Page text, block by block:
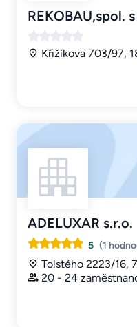
REKOBAU,spol.
Křižíkova 703/97,
ADELUXAR s.r.o.
5 (1
Tolstého 2223/16,
20 - 24